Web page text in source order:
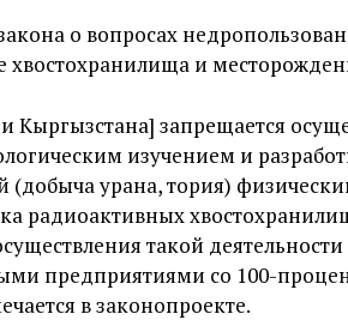
о вопросах
хвостохранилища и
Кыргызстана] запрещается
изучением и
(добыча урана, тория)
радиоактивных
такой
предприятиями со 100-
в законопроекте.